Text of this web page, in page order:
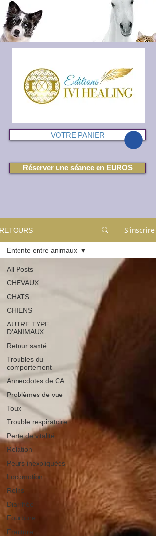
VOTRE PANIER
Réserver une séance en EUROS
RETOURS S'inscrire
All Posts
CHEVAUX
CHATS
CHIENS
AUTRE TYPE
D'ANIMAUX
Retour santé
Troubles du
comportement
Annecdotes de CA
Problèmes de vue
Toux
Trouble respiratoire
Perte de vitalité
Relation
Peurs inexpliquées
Locomotion
Reins
Diarrhée
Fourbure
Fracture
Entente entre animaux